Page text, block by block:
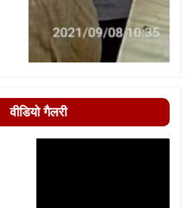
वीडियो गैलरी